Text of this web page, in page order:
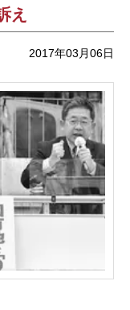
え
2017年03月06日